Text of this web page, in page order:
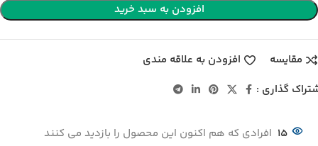
افزودن به سبد خرید
مقایسه
افزودن به علاقه مندی
گذاری :
15 افرادی که هم اکنون این محصول را بازدید می کنند